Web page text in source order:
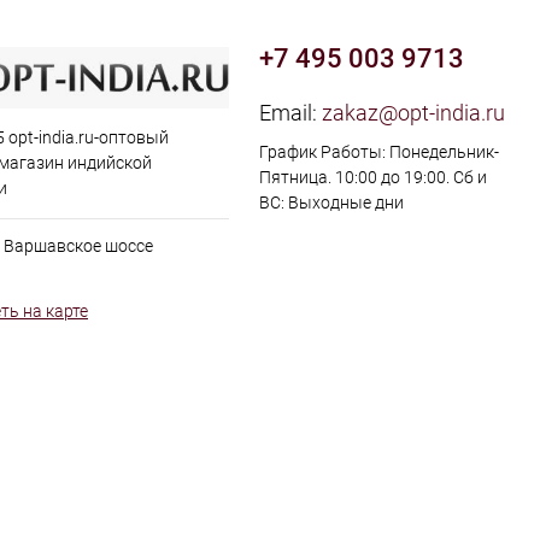
opt-india.ru-оптовый
индийской
Варшавское шоссе
на карте
+7 495 003 9713
Email: zakaz@opt-india.ru
График Работы: Понедельник-
Пятница. 10:00 до 19:00. Сб и
ВС: Выходные дни